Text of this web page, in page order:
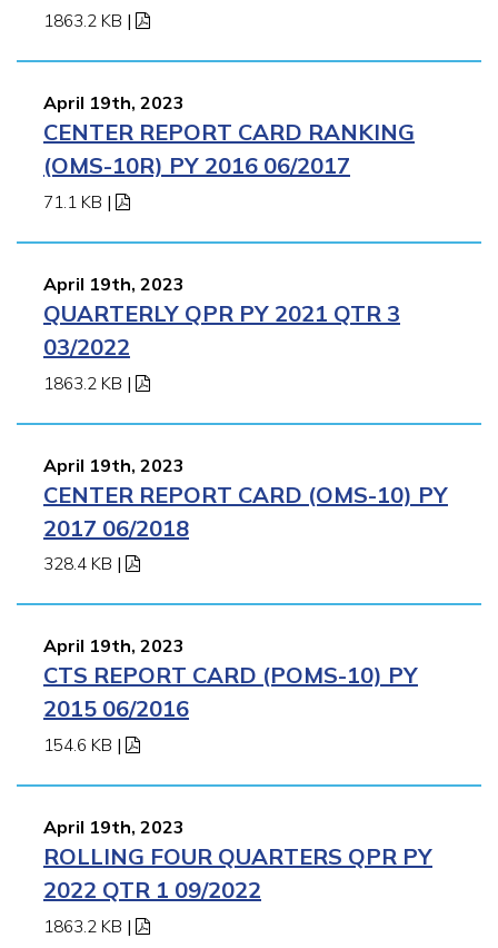
1863.2 KB |
April 19th, 2023
CENTER REPORT CARD RANKING
(OMS-10R) PY 2016 06/2017
71.1 KB |
April 19th, 2023
QUARTERLY QPR PY 2021 QTR 3
03/2022
1863.2 KB |
April 19th, 2023
CENTER REPORT CARD (OMS-10) PY
2017 06/2018
328.4 KB |
April 19th, 2023
CTS REPORT CARD (POMS-10) PY
2015 06/2016
154.6 KB |
April 19th, 2023
ROLLING FOUR QUARTERS QPR PY
2022 QTR 1 09/2022
1863.2 KB |